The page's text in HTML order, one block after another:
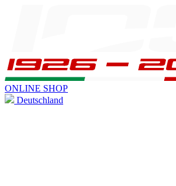
ONLINE SHOP
Deutschland